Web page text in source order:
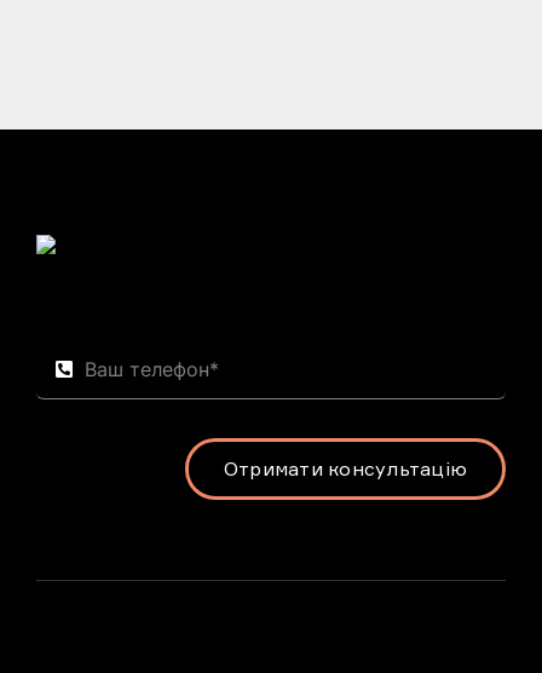
Отримати консультацію